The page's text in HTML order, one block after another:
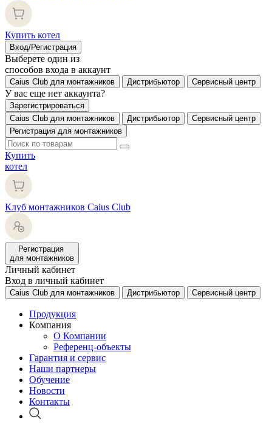
Купить котел
Вход/Регистрация
Выберете один из
способов входа в аккаунт
Caius Club для монтажников Дистрибьютор Сервисный центр
У вас еще нет аккаунта?
Зарегистрироваться
Caius Club для монтажников
Дистрибьютор
Сервисный центр
Регистрация для монтажников
Купить
котел
Клуб монтажников Caius Club
Регистрация
для монтажников
Личный кабинет
Вход в личный кабинет
Caius Club для монтажников Дистрибьютор Сервисный центр
Продукция
Компания
О Компании
Референц-объекты
Гарантия и сервис
Наши партнеры
Обучение
Новости
Контакты